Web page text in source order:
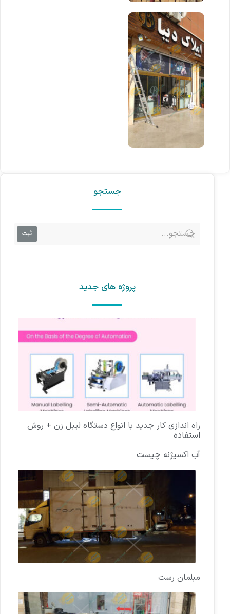
جستجو
ثبت
پروژه های جدید
راه اندازی کار جدید با انواع دستگاه لیبل زن + روش
استفاده
آب اکسیژنه چیست
مبلمان رست